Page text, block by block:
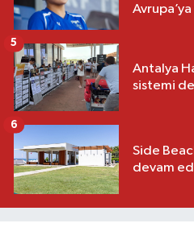
Antalya
sistemi
5
Side
devam
6